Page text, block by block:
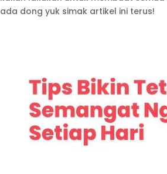
ada dong yuk simak artikel ini terus!